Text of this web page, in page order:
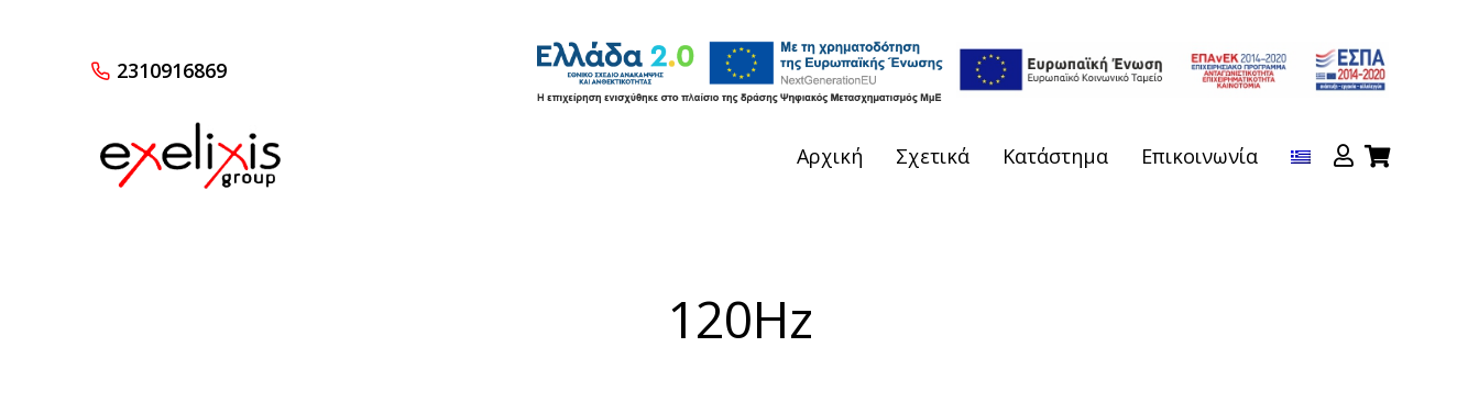
2310916869
Αρχική Σχετικά Κατάστημα Επικοινωνία
120Hz